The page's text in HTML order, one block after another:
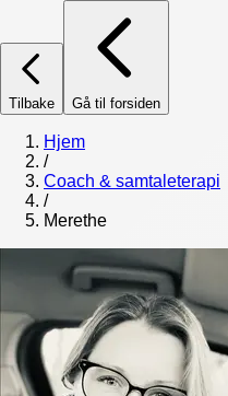
Tilbake Gå til forsiden
Hjem
/
Coach & samtaleterapi
/
Merethe